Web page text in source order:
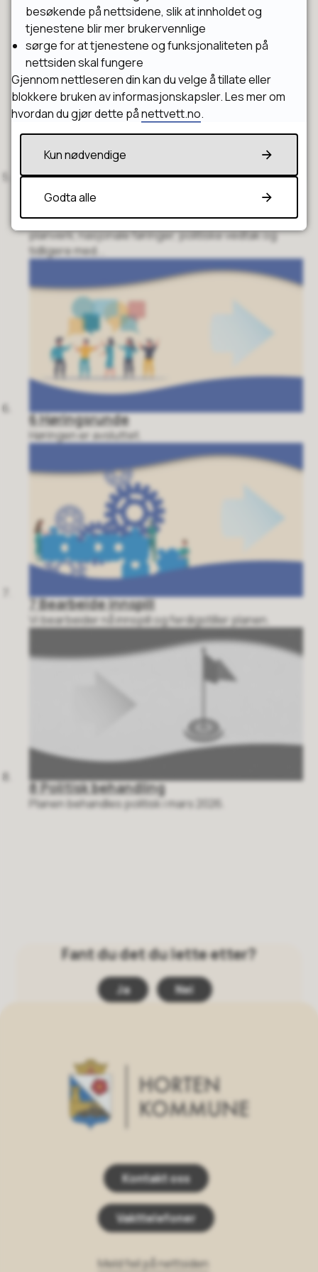
personer til dialog og innspill. Nærmere beskrivelse
av aktivitetene vil legges ut når tema for d...
5 Arbeidsfase
Vi bearbeider for tiden med å innhente
dokumentasjon og ser dette opp mot eksisterende
planverk, nasjonale føringer, politiske vedtak og
tidligere med...
6 Høringsrunde
Høringen er avsluttet.
7 Bearbeide innspill
Vi bearbeider nå innspill og ferdigstiller planen.
8 Politisk behandling
Planen behandles politisk i mars 2026.
Fant du det du lette etter?
Ja Nei
Kontakt oss
Vakttelefoner
Meld feil på nettsiden
besøkende på nettsidene, slik at innholdet og
tjenestene blir mer brukervennlige
sørge for at tjenestene og funksjonaliteten på
nettsiden skal fungere
Gjennom nettleseren din kan du velge å tillate eller
blokkere bruken av informasjonskapsler. Les mer om
hvordan du gjør dette pånettvett.no.
Kun nødvendige
Godta alle